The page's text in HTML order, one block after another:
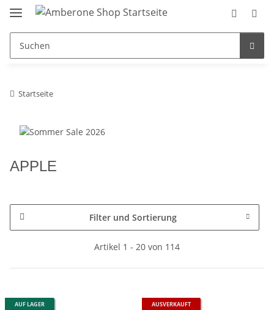
Startseite
APPLE
Filter und Sortierung
Artikel 1 - 20 von 114
AUF LAGER AUSVERKAUFT